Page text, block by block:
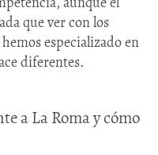
que ver con los
especializado en
diferentes.
a La Roma y cómo